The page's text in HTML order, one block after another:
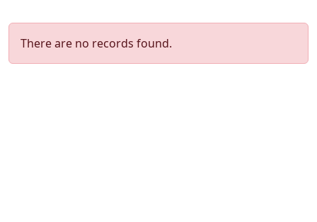
There are no records found.